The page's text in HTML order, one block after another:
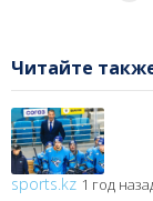
Читайте
sports.kz 1 год